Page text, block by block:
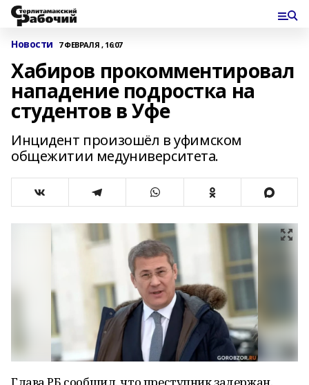
Новости 7 ФЕВРАЛЯ , 16:07
Хабиров прокомментировал
нападение подростка на
студентов в Уфе
Инцидент произошёл в уфимском
общежитии медуниверситета.